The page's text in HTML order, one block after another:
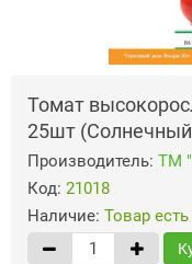
Томат
25шт
Производитель: ТМ
Код: 21018
Наличие: Товар